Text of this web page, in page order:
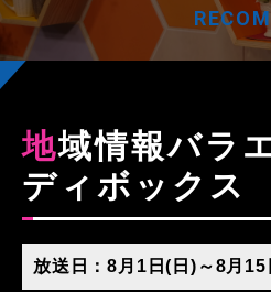
地域情報バラエティ キャン
ディボックス
放送日：8月1日(日)～8月15